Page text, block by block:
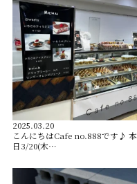
2025.03.20
こんにちはCafe no.888です♪ 本
日3/20(木…